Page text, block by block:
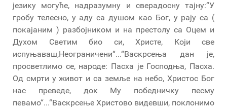
језику могуће, надразумну и сверадосну тајну:“У
гробу телесно, у аду са душом као Бог, у рају са (
покајаним ) разбојником и на престолу са Оцем и
Духом Светим био си, Христе, Који све
испуњаваш,Неограничени“...“Васкрсења дан је,
просветлимо се, народе: Пасха је Господња, Пасха.
Од смрти у живот и са земље на небо, Христос Бог
нас преведе, док Му победничку песму
певамо“...“Васкрсење Христово видевши, поклонимо